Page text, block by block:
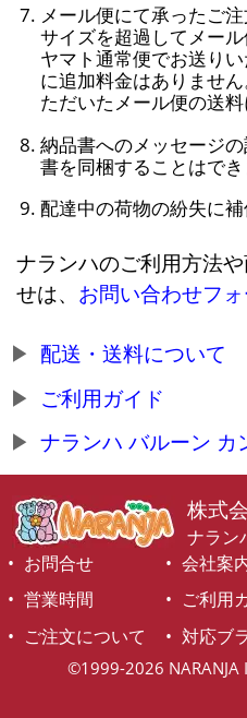
メール便にて承ったご
サイズを超過してメー
ヤマト通常便でお送り
に追加料金はありませ
ただいたメール便の送
納品書へのメッセージ
書を同梱することはでき
配達中の荷物の紛失に補
ナランハのご利用方法
せは、 お問い合わせフ
配送・送料について
ご利用ガイド
ナランハ バルーン カ
株式
ナラン
お問合せ
会社案
営業時間
ご利用
ご注文について
対応ブ
©1999-2026 NARANJA